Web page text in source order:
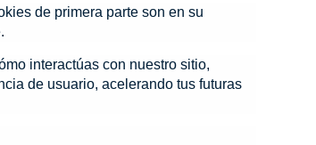
de primera parte son en su
interactúas con nuestro sitio,
de usuario, acelerando tus futuras